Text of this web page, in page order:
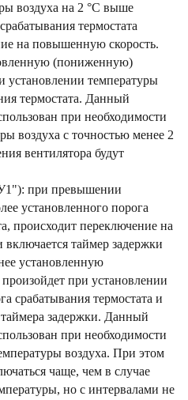
воздуха на 2 °С выше
термостата
на повышенную скорость.
(пониженную)
установлении температуры
термостата. Данный
при необходимости
воздуха с точностью менее 2
вентилятора будут
при превышении
установленного порога
происходит переключение на
таймер задержки
установленную
при установлении
срабатывания термостата и
таймера задержки. Данный
при необходимости
воздуха. При этом
чаще, чем в случае
но с интервалами не